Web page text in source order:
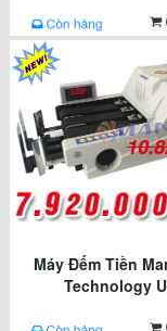
Máy Đếm Tiền
Technology